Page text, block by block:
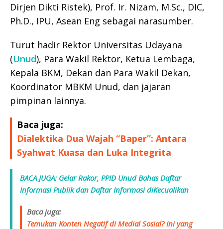
Dirjen Dikti Ristek), Prof. Ir. Nizam, M.Sc., DIC,
Ph.D., IPU, Asean Eng sebagai narasumber.
Turut hadir Rektor Universitas Udayana
(Unud), Para Wakil Rektor, Ketua Lembaga,
Kepala BKM, Dekan dan Para Wakil Dekan,
Koordinator MBKM Unud, dan jajaran
pimpinan lainnya.
Baca juga:
Dialektika Dua Wajah “Baper”: Antara
Syahwat Kuasa dan Luka Integrita
BACA JUGA: Gelar Rakor, PPID Unud Bahas Daftar
Informasi Publik dan Daftar Informasi diKecualikan
Baca juga:
Temukan Konten Negatif di Medial Sosial? Ini yang